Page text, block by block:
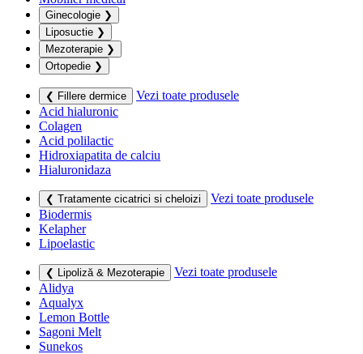
Ginecologie ❯
Liposuctie ❯
Mezoterapie ❯
Ortopedie ❯
❮ Fillere dermice
Vezi toate produsele
Acid hialuronic
Colagen
Acid polilactic
Hidroxiapatita de calciu
Hialuronidaza
❮ Tratamente cicatrici si cheloizi
Vezi toate produsele
Biodermis
Kelapher
Lipoelastic
❮ Lipoliză & Mezoterapie
Vezi toate produsele
Alidya
Aqualyx
Lemon Bottle
Sagoni Melt
Sunekos